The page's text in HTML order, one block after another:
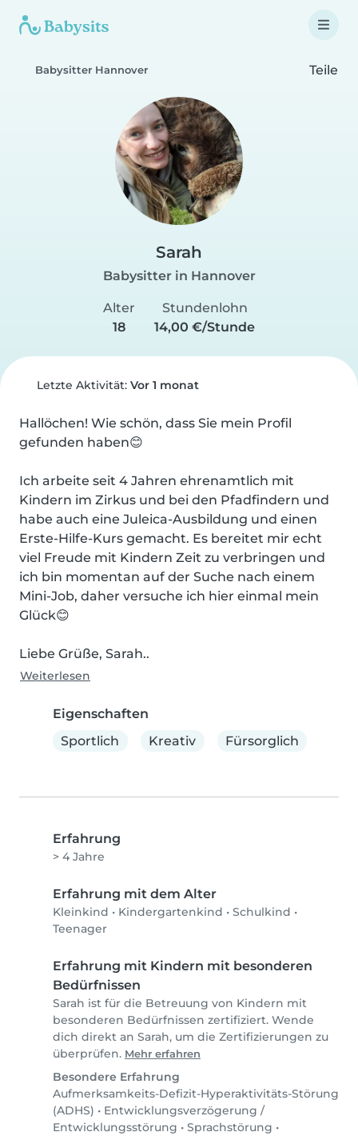
Babysitter Hannover Teile
Sarah
Babysitter in Hannover
Alter
18
Stundenlohn
14,00 €/Stunde
Letzte Aktivität: Vor 1 monat
Hallöchen! Wie schön, dass Sie mein Profil
gefunden haben😊
Ich arbeite seit 4 Jahren ehrenamtlich mit
Kindern im Zirkus und bei den Pfadfindern und
habe auch eine Juleica-Ausbildung und einen
Erste-Hilfe-Kurs gemacht. Es bereitet mir echt
viel Freude mit Kindern Zeit zu verbringen und
ich bin momentan auf der Suche nach einem
Mini-Job, daher versuche ich hier einmal mein
Glück😊
Liebe Grüße, Sarah..
Weiterlesen
Eigenschaften
Sportlich
Kreativ Fürsorglich
Erfahrung
> 4 Jahre
Erfahrung mit dem Alter
Kleinkind • Kindergartenkind • Schulkind •
Teenager
Erfahrung mit Kindern mit besonderen
Bedürfnissen
Sarah ist für die Betreuung von Kindern mit
besonderen Bedürfnissen zertifiziert. Wende
dich direkt an Sarah, um die Zertifizierungen zu
überprüfen. Mehr erfahren
Besondere Erfahrung
Aufmerksamkeits-Defizit-Hyperaktivitäts-Störung
(ADHS) • Entwicklungsverzögerung /
Entwicklungsstörung • Sprachstörung •